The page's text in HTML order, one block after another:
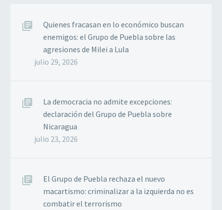
Quienes fracasan en lo económico buscan
enemigos: el Grupo de Puebla sobre las
agresiones de Milei a Lula
julio 29, 2026
La democracia no admite excepciones:
declaración del Grupo de Puebla sobre
Nicaragua
julio 23, 2026
El Grupo de Puebla rechaza el nuevo
macartismo: criminalizar a la izquierda no es
combatir el terrorismo